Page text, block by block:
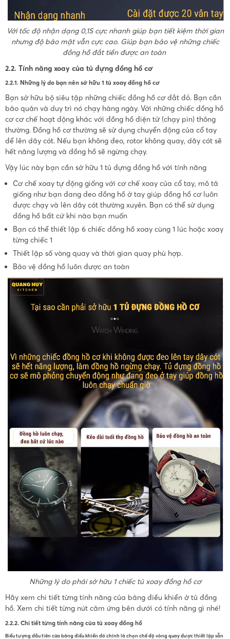
Với tốc độ nhận dạng 0,1S cực nhanh giúp bạn tiết kiệm thời gian
nhưng độ bảo mật vẫn cực cao. Giúp bạn bảo vệ những chiếc
đồng hồ đắt tiền được an toàn
2.2. Tính năng xoay của tủ đựng đồng hồ cơ
2.2.1. Những lý do bạn nên sở hữu 1 tủ xoay đồng hồ cơ
Bạn sở hữu bộ siêu tập những chiếc đồng hồ cơ đắt đỏ. Bạn cần
bảo quản và duy trì nó chạy hàng ngày. Với những chiếc đồng hồ
cơ cơ chế hoạt động khác với đồng hồ điện tử (chạy pin) thông
thường. Đồng hồ cơ thường sẽ sử dụng chuyển động của cổ tay
để lên dây cót. Nếu bạn không đeo, rotor không quay, dây cót sẽ
hết năng lượng và đồng hồ sẽ ngừng chạy.
Vậy lúc này bạn cần sở hữu 1 tủ đựng đồng hồ với tính năng
Cơ chế xoay tự động giống với cơ chế xoay của cổ tay, mô tả
giống như bạn đang đeo đồng hồ ở tay giúp đồng hồ cơ luôn
được chạy và lên dây cót thường xuyên. Bạn có thể sử dụng
đồng hồ bất cứ khi nào bạn muốn
Bạn có thể thiết lập 6 chiếc đồng hồ xoay cùng 1 lúc hoặc xoay
từng chiếc 1
Thiết lập số vòng quay và thời gian quay phù hợp.
Bảo vệ đồng hồ luôn được an toàn
Những lý do phải sở hữu 1 chiếc tủ xoay đồng hồ cơ
Hãy xem chi tiết từng tính năng của bảng điều khiển ở tủ đồng
hồ. Xem chi tiết từng nút cảm ứng bên dưới có tính năng gì nhé!
2.2.2. Chi tiết từng tính năng của tủ xoay đồng hồ
Biểu tượng đầu tiên của bảng điểu khiển đó chính là chọn chế độ vòng quay được thiết lập sẵn